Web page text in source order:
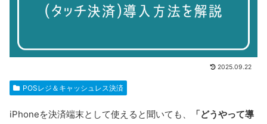
2025.09.22
POSレジ＆キャッシュレス決済
iPhoneを決済端末として使えると聞いても、
「どうやって導